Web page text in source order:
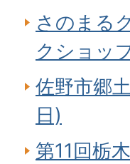
さのまる
クショッ
佐野市郷
日)
第11回栃